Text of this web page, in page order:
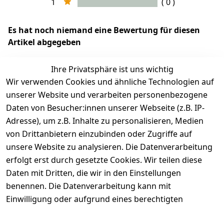
Es hat noch niemand eine Bewertung für diesen
Artikel abgegeben
EU-Verantwortliche Person - klicken Sie für Details
Ihre Privatsphäre ist uns wichtig
Wir verwenden Cookies und ähnliche Technologien auf
unserer Website und verarbeiten personenbezogene
Daten von Besucher:innen unserer Webseite (z.B. IP-
Adresse), um z.B. Inhalte zu personalisieren, Medien
von Drittanbietern einzubinden oder Zugriffe auf
unsere Website zu analysieren. Die Datenverarbeitung
erfolgt erst durch gesetzte Cookies. Wir teilen diese
Daten mit Dritten, die wir in den Einstellungen
benennen. Die Datenverarbeitung kann mit
Einwilligung oder aufgrund eines berechtigten